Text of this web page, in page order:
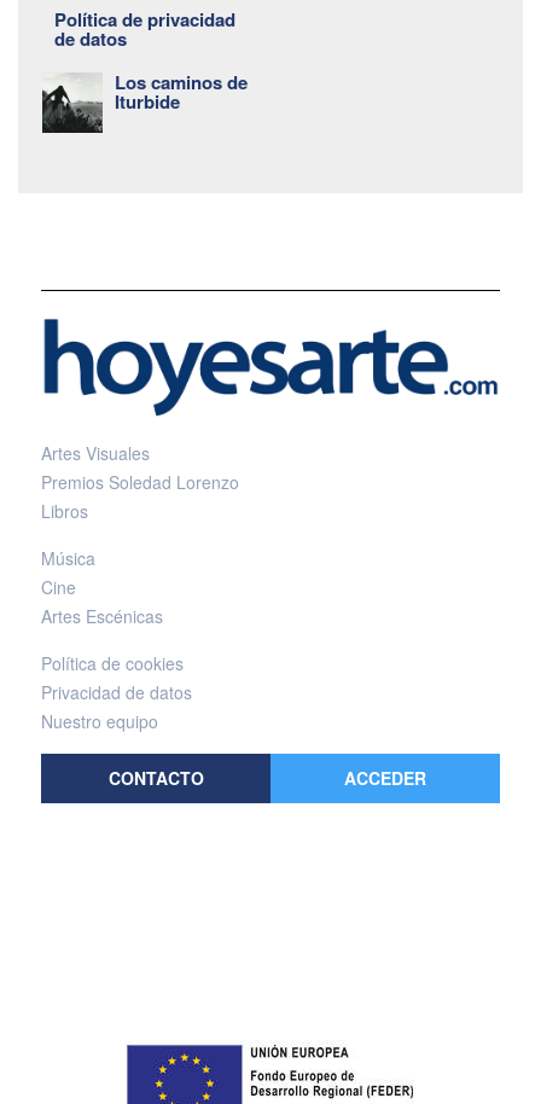
Política de privacidad
de datos
Los caminos de
Iturbide
Artes Visuales
Premios Soledad Lorenzo
Libros
Música
Cine
Artes Escénicas
Política de cookies
Privacidad de datos
Nuestro equipo
CONTACTO ACCEDER